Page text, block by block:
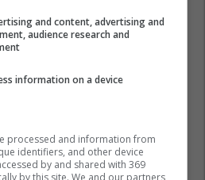
and content, advertising and
audience research and
information on a device
processed and information from
identifiers, and other device
by and shared with 369
by this site. We and our partners